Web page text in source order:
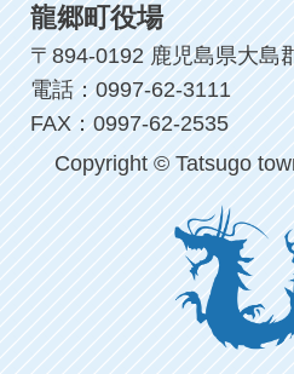
龍郷町役場
〒894-0192 鹿児島県大島
電話：0997-62-3111
FAX：0997-62-2535
Copyright © Tatsugo